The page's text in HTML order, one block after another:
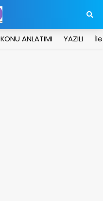
KONU ANLATIMI YAZILI